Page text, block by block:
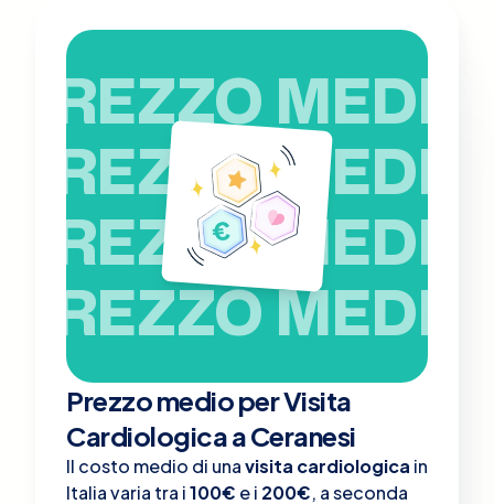
PREZZO MEDIO
PREZZO MEDIO
PREZZO MEDIO
PREZZO MEDIO
Prezzo medio per Visita
Cardiologica a Ceranesi
Il costo medio di unavisita cardiologica in
Italia varia tra i100€ e i 200€, a seconda